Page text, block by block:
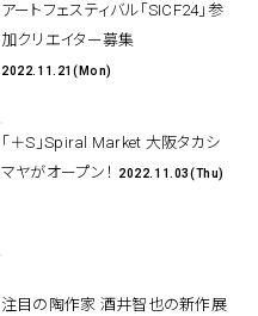
アートフェスティバル「SICF24」参
加クリエイター募集
2022.11.21(Mon)
「＋S」Spiral Market 大阪タカシ
マヤがオープン！
2022.11.03(Thu)
注目の陶作家 酒井智也の新作展